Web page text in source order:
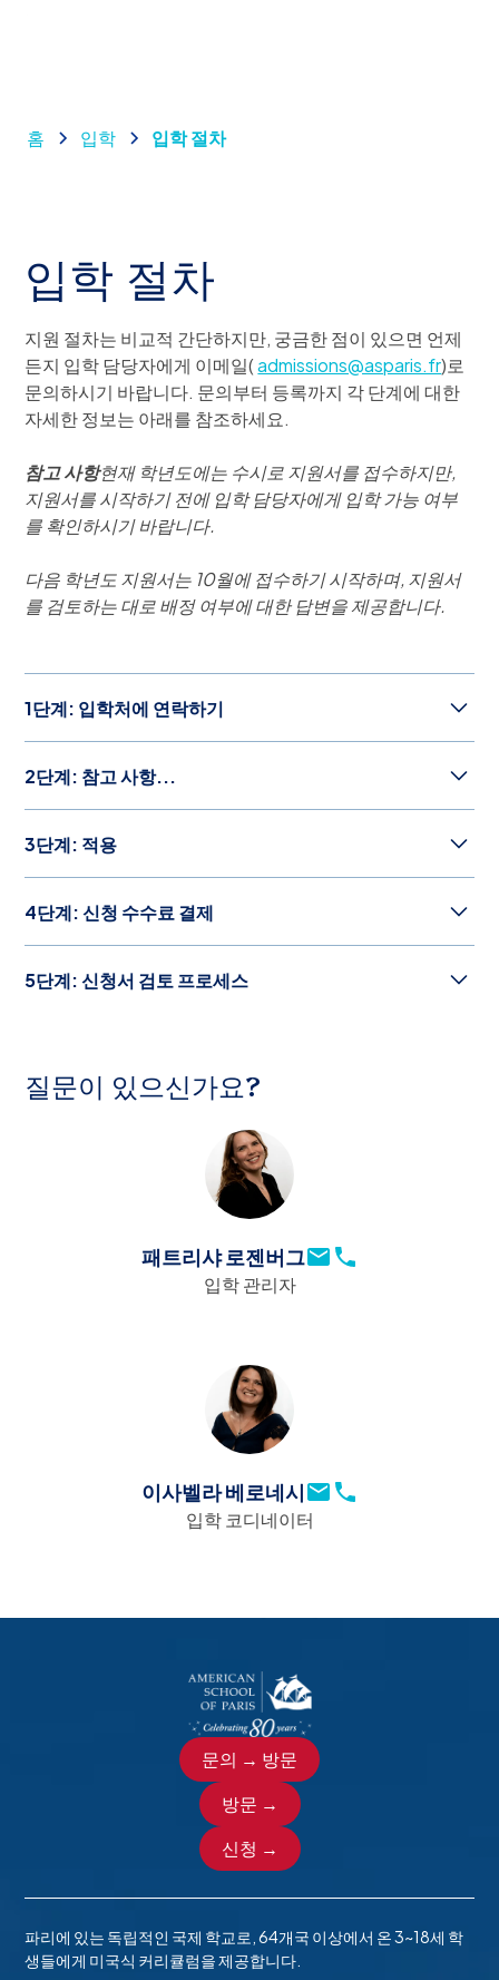
홈 입학 입학 절차
입학 절차
지원 절차는 비교적 간단하지만, 궁금한 점이 있으면 언제
든지 입학 담당자에게 이메일(admissions@asparis.fr)로
문의하시기 바랍니다. 문의부터 등록까지 각 단계에 대한
자세한 정보는 아래를 참조하세요.
참고 사항현재 학년도에는 수시로 지원서를 접수하지만,
지원서를 시작하기 전에 입학 담당자에게 입학 가능 여부
를 확인하시기 바랍니다.
다음 학년도 지원서는 10월에 접수하기 시작하며, 지원서
를 검토하는 대로 배정 여부에 대한 답변을 제공합니다.
1단계: 입학처에 연락하기
부한 입학팀이 ASP 커뮤니티에 대한 개별적인 소개를 해
드릴 준비가 되어 있습니다.admissions@asparis.fr으로
메시지를 보내 대화를 시작하세요. 또는 입학팀과 함께
캠
퍼스 투어를 예약하여
참고:입학 미팅과 학교 투어는 예약을 통해서만 가능합니
2단계: 참고 사항...
제 아이는 어느 학년에 지원
해야 하나요?
시기 바랍니다.
ASP와 다른 역년을 따르는 국가(예: 한국, 일본 등)에
동일한 학년에 등록해야 합니다. 예를 들어, 한국에서
2월에 5학년을 마친 학생은 남은 학년도 동안 ASP에
서 5학년으로 배정됩니다.
년도 동안 동일한 학년 수준에서 학업 프로그램을 계속
학습 지원 프로그램은 경미하거나 중간 정도의 학습 차이
가 있는 학생을 위해 설계되었습니다. 고도로 훈련된 학습
전문가가 소그룹 지원, 수업 중 개입, 공동 교육부터 학생의
진단/심리 교육 보고서를 포함한 모든 증빙 서류를 준비해
당사가 아동의 학습과 복지를 지원할 수 있는지 여부를 판
단할 수 있는 정보를 보류하는 것은 아동에게 최선의 이익
이 되지 않는다는 점에 유의하시기 바랍니다. 입학 후 그러
한 정보가 존재하지만 제공되지 않았다는 사실을 알게 되
는 경우, 당사는 입학 허가를 철회하거나 재등록을 제공하
지 않을 권리를 보유합니다.
추가 언어로서의 영어(EAL)
영어가 모국어가 아닌 1~8학년 학생들은 EAL 프로그램을
통해 사회 및 학업 상황에서 효과적이고 성공적으로 의사
3단계: 적용
지원 절차는 간단하며 전적으로 온라인으로 진행됩니다.
도움이 필요하시면 입학팀에서
도와드리겠습니다. 지원할
이 완료된 것으로 간주합니다. 자녀의 연령에 따라 정확히
필요한 서류는 조금씩 다르므로 아래 가이드를 참조하세
유아(K3, K4, K5 및 1학년) 체크리스트
아래는 온라인 신청 시 제출해야 하는 자료 목록입니다. 이
는 참고용이며, 온라인 지원 절차에도 이 목록이 표시됩니
이 중 일부는 온라인 양식을 작성해야 하고, 일부는 문서를
업로드해야 하며, 일부는 온라인 양식을 작성할 교사의 이
메일 주소를 제공해야 합니다.
유치원 보고서가 있는 경우(영어 번역 필요);
K3, K4, K5 및 G1용 기밀 교사 양식;
학생 및 각 학부모/보호자의 여권용 사진(200 x 300
생년월일과 만료일이 표시된 학생 여권 스캔;
부모/보호자 여권의 개인 정보 페이지 스캔;
신청 수수료를 결제합니다(페이팔 또는 은행 송금).
신청서의 모든 부분을 제출하고 신청 수수료를 지불해야만
입학위원회에 파일을 보내 검토할 수 있습니다.
초등학교 저학년(2~5학년) 체크리스트
이 중 일부는 온라인 양식을 작성해야 하고, 일부는 문서를
업로드해야 하며, 일부는 온라인 양식을 작성할 교사의 이
메일 주소를 제공해야 합니다.
이전 2년 동안의 학교 생활기록부(영문 번역 필요);
상담사 또는 관리자의 기밀 개인 양식;
학부모 기밀 보고서 2-5학년;
학생과 각 학부모/보호자의 여권용 사진(200 x 300픽
셀)(ASP 신분증 배지에 사용);
생년월일과 만료일이 표시된 학생 여권 스캔;
부모/보호자 여권의 개인 정보 페이지 스캔;
신청 수수료를 결제합니다(페이팔 또는 은행 송금).
입학위원회에 파일을 보내 검토할 수 있습니다.
아래는 온라인 신청 시 제출해야 하는 자료 목록입니다. 이
는 참고용이며, 온라인 지원 절차에도 이 목록이 표시됩니
이 중 일부는 온라인 양식을 작성해야 하고, 일부는 문서를
업로드해야 하며, 일부는 온라인 양식을 작성할 교사의 이
이전 2년 동안의 학교 생활기록부(영문 번역 필요);
영어 교사의 기밀 개인 양식;
수학 선생님의 기밀 개인 양식;
상담사 또는 관리자의 기밀 개인 양식;
지원자 질문지 및 자서전;
학생과 각 학부모/보호자의 여권용 사진(200 x 300픽
셀) (최종적으로 ASP 신분증 배지에 사용될 사진);
생년월일과 만료일이 표시된 학생 여권 스캔;
부모/보호자 여권의 개인 정보 페이지 스캔;
신청 수수료를 결제합니다(페이팔 또는 은행 송금).
4단계: 신청 수수료 결제
십시오. 해당 금액이 입금된 후 심사 절차를 시작합니다.
전액 환불해 드립니다.
5단계: 신청서 검토 프로세스
완전히 작성된 지원서는 입학 위원회의 상세한 검토를 거
운슬러 및 기타 교육 팀원이 포함됩니다. 각 학생의 지원서
는 신중하게 검토됩니다. 결정을 내리기 위해 필요하다고
판단되는 경우에는 추가적인 후속 조치가 필요할 수 있습
모든 필수 서류를제출하고신청비를 결제한 경우에만 신
청이 완료됩니다. 완료된 신청서를 접수한 후
ASP에 지원하는 학생을 받아들이기 위해 모든 노력을 기
년이 정원을 채우는 시기가 올 수 있습니다. 이 경우 대기자
풀은 최후의 수단으로만 개발됩니다. 자녀가 대기 풀에 배
마지막 참고 사항
모든 지원자를 수용하려고 노력하지만, 수락이 자동으로
이루어지는 것은 아니며 학생의 특정 요구 사항을 충족할
수 없는 경우가 있습니다.
어떤 이유로든 신청자를 수락할 수 없는 경우,
궁금한 점이 있으시면 입학팀과 약속을 잡으실 수 있으며,
곧 여러분의 가족을 만나 뵙기를 기대합니다.
질문이 있으신가요?
패트리샤 로젠버그
입학 관리자
이사벨라 베로네시
입학 코디네이터
문의 → 방문
방문 →
신청 →
파리에 있는 독립적인 국제 학교로, 64개국 이상에서 온 3~18세 학
생들에게 미국식 커리큘럼을 제공합니다.